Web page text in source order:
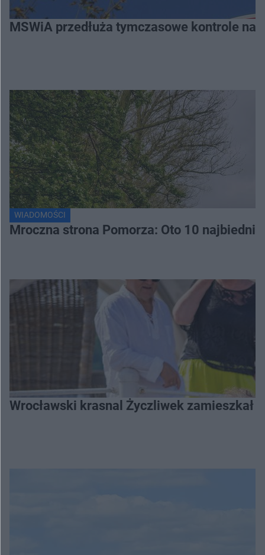
MSWiA przedłuża tymczasowe kontrole
WIADOMOŚCI
Mroczna strona Pomorza: Oto 10
Wrocławski krasnal Życzliwek zamieszkał